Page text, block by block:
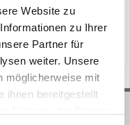
Website zu
zu Ihrer
Partner für
weiter. Unsere
möglicherweise mit
ihnen bereitgestellt
Die Modelle
werden im ersten Schritt
Einige Modelle
darunter auch d...
(und 10 weitere)